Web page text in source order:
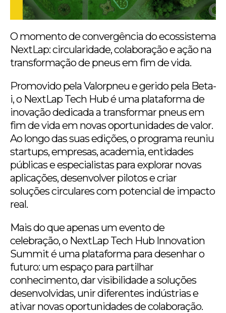
O momento de convergência do ecossistema
NextLap: circularidade, colaboração e ação na
transformação de pneus em fim de vida.
Promovido pela Valorpneu e gerido pela Beta-
i, o NextLap Tech Hub é uma plataforma de
inovação dedicada a transformar pneus em
fim de vida em novas oportunidades de valor.
Ao longo das suas edições, o programa reuniu
startups, empresas, academia, entidades
públicas e especialistas para explorar novas
aplicações, desenvolver pilotos e criar
soluções circulares com potencial de impacto
real.
Mais do que apenas um evento de
celebração, o NextLap Tech Hub Innovation
Summit é uma plataforma para desenhar o
futuro: um espaço para partilhar
conhecimento, dar visibilidade a soluções
desenvolvidas, unir diferentes indústrias e
ativar novas oportunidades de colaboração.